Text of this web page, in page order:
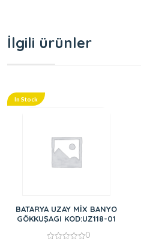
İlgili ürünler
In Stock
BATARYA UZAY MİX BANYO
GÖKKUŞAGI KOD:UZ118-01
0